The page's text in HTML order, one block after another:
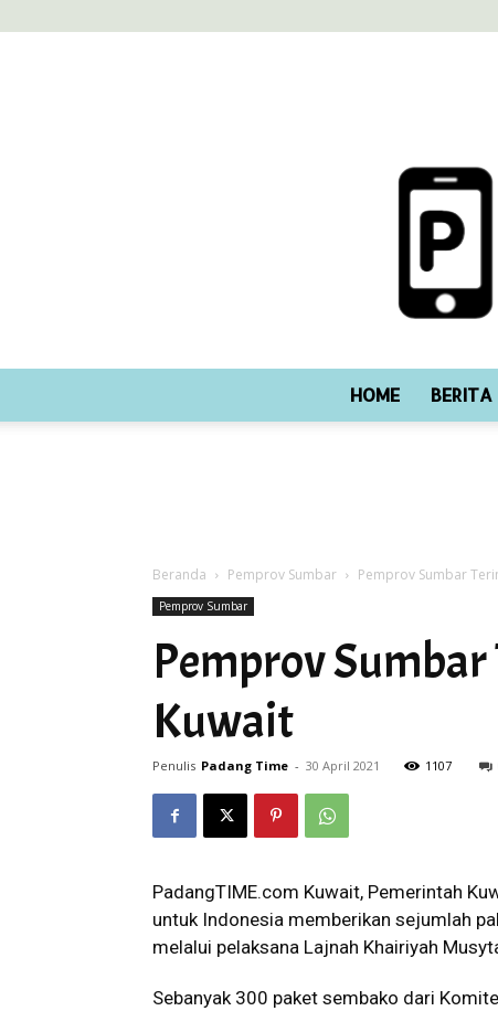
HOME BERITA
Beranda Pemprov Sumbar Pemprov Sumbar
Pemprov Sumbar
Pemprov
Kuwait
Penulis Padang Time - 30 April 2021 1107
PadangTIME.com Kuwait, Pemerintah
untuk Indonesia memberikan sejumlah
melalui pelaksana Lajnah Khairiyah
Sebanyak 300 paket sembako dari